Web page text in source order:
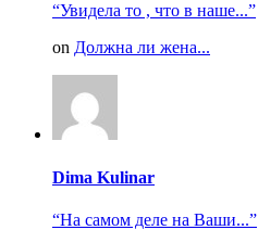
“Увидела то , что в наше...”
on Должна ли жена...
Dima Kulinar
“На самом деле на Ваши...”